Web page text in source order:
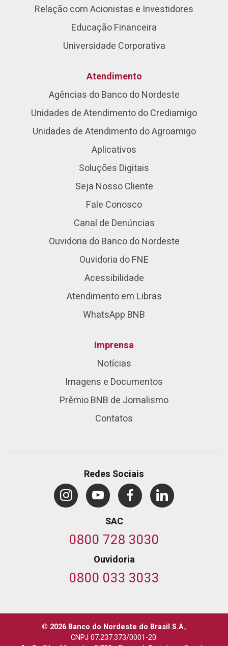
Relação com Acionistas e Investidores
Educação Financeira
Universidade Corporativa
Atendimento
Agências do Banco do Nordeste
Unidades de Atendimento do Crediamigo
Unidades de Atendimento do Agroamigo
Aplicativos
Soluções Digitais
Seja Nosso Cliente
Fale Conosco
Canal de Denúncias
Ouvidoria do Banco do Nordeste
Ouvidoria do FNE
Acessibilidade
Atendimento em Libras
WhatsApp BNB
Imprensa
Notícias
Imagens e Documentos
Prêmio BNB de Jornalismo
Contatos
Redes Sociais
SAC
0800 728 3030
Ouvidoria
0800 033 3033
© 2026 Banco do Nordeste do Brasil S.A.,
CNPJ 07.237.373/0001-20.